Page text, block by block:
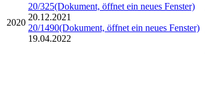
2020
20/325(Dokument, öffnet ein neues Fenster)
20.12.2021
20/1490(Dokument, öffnet ein neues Fenster)
19.04.2022